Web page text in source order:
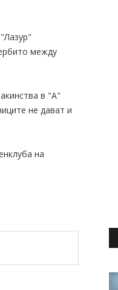
между
в "А"
не дават и
на